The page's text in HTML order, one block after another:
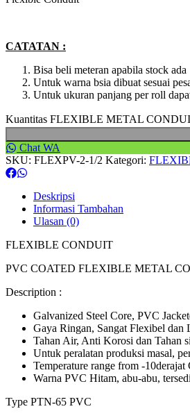
CATATAN :
Bisa beli meteran apabila stock ada
Untuk warna bsia dibuat sesuai
Untuk ukuran panjang per roll
Kuantitas FLEXIBLE METAL
Chat WA
SKU: FLEXPV-2-1/2 Kategori:
Deskripsi
Informasi Tambahan
Ulasan (0)
FLEXIBLE CONDUIT
PVC COATED FLEXIBLE METAL
Description :
Galvanized Steel Core, PVC
Gaya Ringan, Sangat Flexibel dan
Tahan Air, Anti Korosi dan Tahan
Untuk peralatan produksi masal,
Temperature range from -
Warna PVC Hitam, abu-abu,
Type PTN-65 PVC